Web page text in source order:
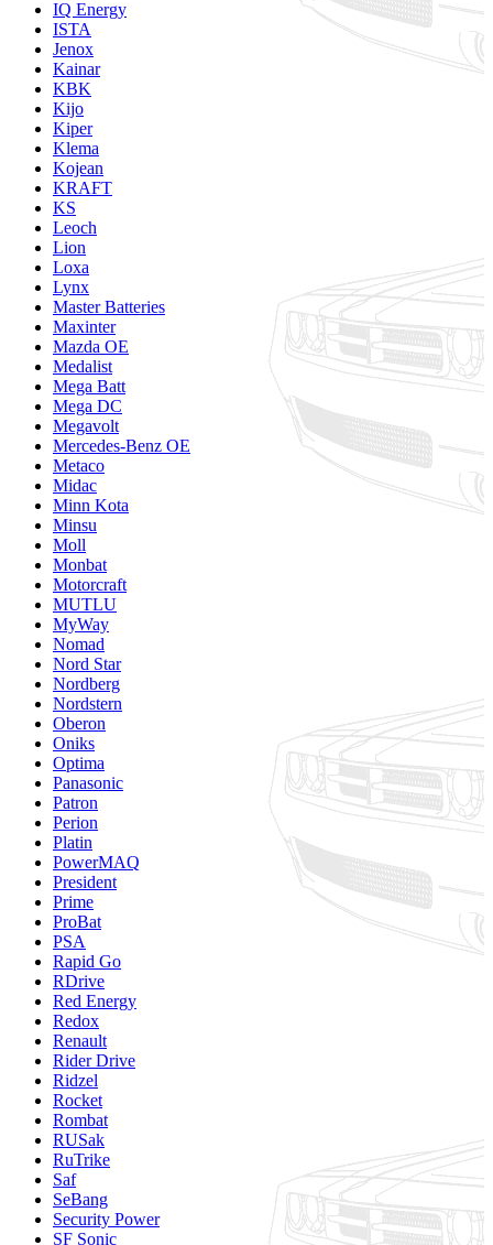
IQ Energy
ISTA
Jenox
Kainar
KBK
Kijo
Kiper
Klema
Kojean
KRAFT
KS
Leoch
Lion
Loxa
Lynx
Master Batteries
Maxinter
Mazda OE
Medalist
Mega Batt
Mega DC
Megavolt
Mercedes-Benz OE
Metaco
Midac
Minn Kota
Minsu
Moll
Monbat
Motorcraft
MUTLU
MyWay
Nomad
Nord Star
Nordberg
Nordstern
Oberon
Oniks
Optima
Panasonic
Patron
Perion
Platin
PowerMAQ
President
Prime
ProBat
PSA
Rapid Go
RDrive
Red Energy
Redox
Renault
Rider Drive
Ridzel
Rocket
Rombat
RUSak
RuTrike
Saf
SeBang
Security Power
SF Sonic